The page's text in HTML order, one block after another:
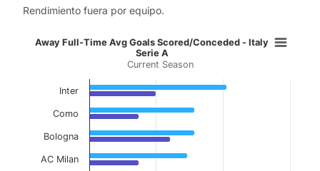
Rendimiento fuera por equipo.
Away Full-Time Avg Goals
Bar chart with 2 data series.
Current Season
View as data table, Away Full-Time Avg
The chart has 1 X axis displaying categories.
The chart has 1 Y axis displaying values. Data ranges
Away Full-Time Avg Goals Scored/Conceded - Italy
Serie A
Current Season
Inter
Como
Bologna
AC Milan